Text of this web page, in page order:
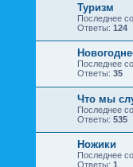
Туризм
Последнее
Ответы: 124
Последнее
Ответы: 35
Что мы
Последнее
Ответы: 535
Ножики
Последнее
Ответы: 1